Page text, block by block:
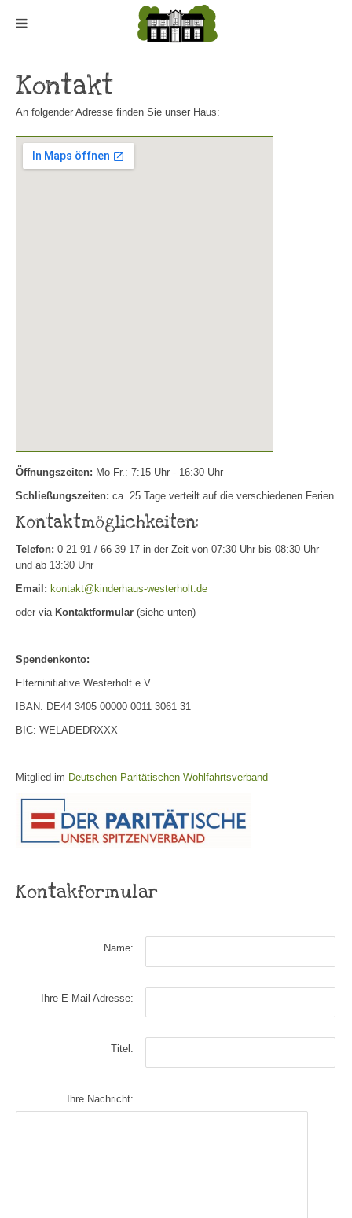
Kontakt
An folgender Adresse finden Sie unser Haus:
Öffnungszeiten: Mo-Fr.: 7:15 Uhr - 16:30 Uhr
Schließungszeiten: ca. 25 Tage verteilt auf die verschiedenen Ferien
Kontaktmöglichkeiten:
Telefon: 0 21 91 / 66 39 17 in der Zeit von 07:30 Uhr bis 08:30 Uhr
und ab 13:30 Uhr
Email: kontakt@kinderhaus-westerholt.de
oder via Kontaktformular (siehe unten)
Spendenkonto:
Elterninitiative Westerholt e.V.
IBAN: DE44 3405 00000 0011 3061 31
BIC: WELADEDRXXX
Mitglied im Deutschen Paritätischen Wohlfahrtsverband
Kontakformular
Name:
Ihre E-Mail Adresse:
Titel:
Ihre Nachricht: